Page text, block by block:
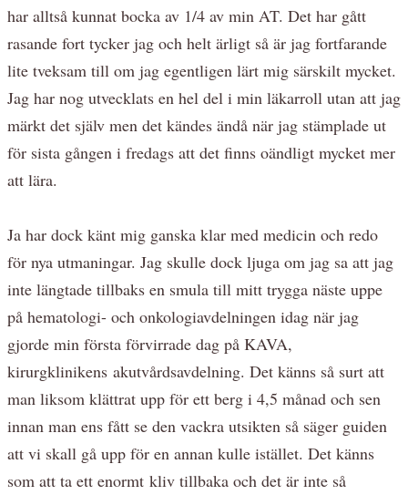
har alltså kunnat bocka av 1/4 av min AT. Det har gått
rasande fort tycker jag och helt ärligt så är jag fortfarande
lite tveksam till om jag egentligen lärt mig särskilt mycket.
Jag har nog utvecklats en hel del i min läkarroll utan att jag
märkt det själv men det kändes ändå när jag stämplade ut
för sista gången i fredags att det finns oändligt mycket mer
att lära.
Ja har dock känt mig ganska klar med medicin och redo
för nya utmaningar. Jag skulle dock ljuga om jag sa att jag
inte längtade tillbaks en smula till mitt trygga näste uppe
på hematologi- och onkologiavdelningen idag när jag
gjorde min första förvirrade dag på KAVA,
kirurgklinikens akutvårdsavdelning. Det känns så surt att
man liksom klättrat upp för ett berg i 4,5 månad och sen
innan man ens fått se den vackra utsikten så säger guiden
att vi skall gå upp för en annan kulle istället. Det känns
som att ta ett enormt kliv tillbaka och det är inte så